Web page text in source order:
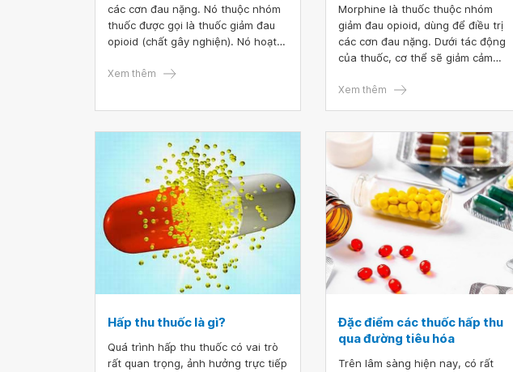
các cơn đau nặng. Nó thuộc nhóm
thuốc được gọi là thuốc giảm đau
opioid (chất gây nghiện). Nó hoạt
cơ thể bạn cảm nhận và phản ứng
Xem thêm
Morphine là thuốc thuộc nhóm
giảm đau opioid, dùng để điều trị
các cơn đau nặng. Dưới tác động
của thuốc, cơ thể sẽ giảm cảm
Xem thêm
Hấp thu thuốc là gì?
Quá trình hấp thu thuốc có vai trò
rất quan trọng, ảnh hưởng trực tiếp
Đặc điểm các thuốc hấp thu
qua đường tiêu hóa
Trên lâm sàng hiện nay, có rất